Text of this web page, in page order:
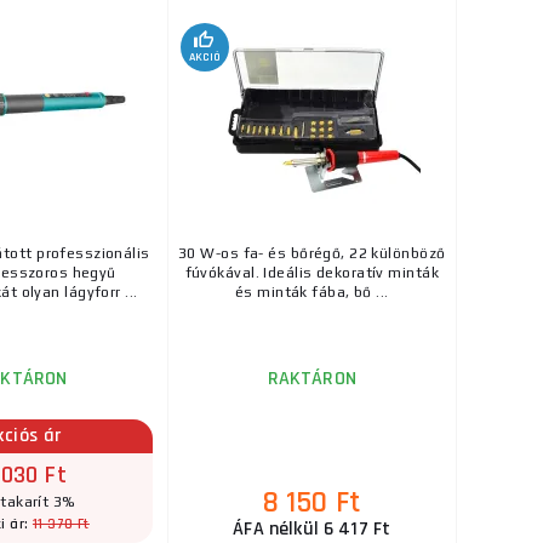
amelyek
7 770 Ft
RAKTÁRON
ks MEGVENNI
(mikro
és 480° ...
ks MEGVENNI
RAKTÁRON
(mikro
RAKTÁRON a szállítónál
professzionális
hegyű
olyan lágyforr ...
ár
030 Ft
3%
ár: 11 370 Ft
AKCIÓ
30 W-os fa- és bőrégő, 22 különböző
fúvókával. Ideális dekoratív minták
és minták fába, bő ...
RAKTÁRON
8 150 Ft
ÁFA nélkül 6 417 Ft